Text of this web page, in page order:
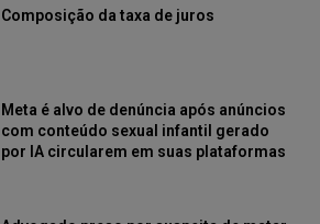
Composição da taxa de juros
Meta é alvo de denúncia após anúncios
com conteúdo sexual infantil gerado
por IA circularem em suas plataformas